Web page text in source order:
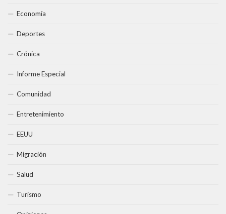
Economía
Deportes
Crónica
Informe Especial
Comunidad
Entretenimiento
EEUU
Migración
Salud
Turismo